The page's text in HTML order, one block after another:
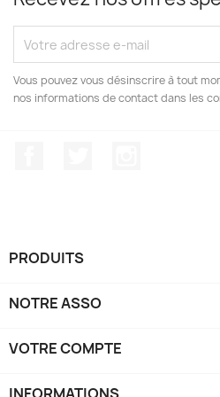
Vous pouvez vous désinscrire à tout
nos informations de contact dans les
PRODUITS
NOTRE ASSO
VOTRE COMPTE